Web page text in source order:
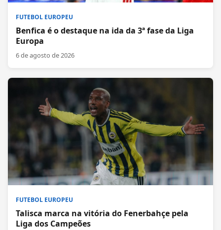
FUTEBOL EUROPEU
Benfica é o destaque na ida da 3ª fase da Liga
Europa
6 de agosto de 2026
FUTEBOL EUROPEU
Talisca marca na vitória do Fenerbahçe pela
Liga dos Campeões